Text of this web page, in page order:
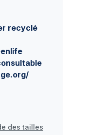
recyclé
des tailles